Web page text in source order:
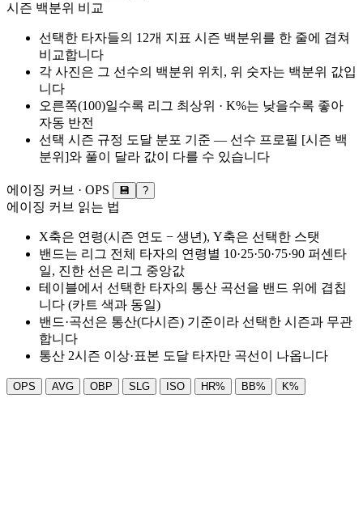
시즌 백분위 비교
선택한 타자들의 12개 지표 시즌 백분위를 한 줄에 겹쳐
비교합니다
각 사진은 그 선수의 백분위 위치, 위 숫자는 백분위 값입
니다
오른쪽(100)일수록 리그 최상위 · K%는 낮을수록 좋아
자동 반전
선택 시즌 규정 도달 분포 기준 — 선수 프로필 [시즌 백
분위]와 풀이 달라 값이 다를 수 있습니다
에이징 커브 · OPS 💾 ?
에이징 커브 읽는 법
X축은 연령(시즌 연도 − 생년), Y축은 선택한 스탯
밴드는 리그 전체 타자의 연령별 10·25·50·75·90 퍼센타
일, 진한 선은 리그 중앙값
테이블에서 선택한 타자의 통산 곡선을 밴드 위에 겹칩
니다 (카트 색과 동일)
밴드·곡선은 통산(다시즌) 기준이라 선택한 시즌과 무관
합니다
통산 2시즌 이상·표본 도달 타자만 곡선이 나옵니다
OPS AVG OBP SLG ISO HR% BB% K%